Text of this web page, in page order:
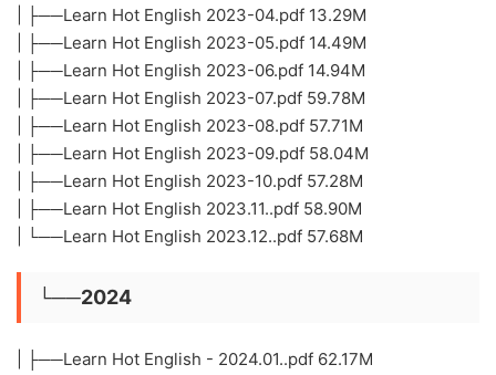
| ├──Learn Hot English 2023-04.pdf 13.29M
| ├──Learn Hot English 2023-05.pdf 14.49M
| ├──Learn Hot English 2023-06.pdf 14.94M
| ├──Learn Hot English 2023-07.pdf 59.78M
| ├──Learn Hot English 2023-08.pdf 57.71M
| ├──Learn Hot English 2023-09.pdf 58.04M
| ├──Learn Hot English 2023-10.pdf 57.28M
| ├──Learn Hot English 2023.11..pdf 58.90M
| └──Learn Hot English 2023.12..pdf 57.68M
└──2024
| ├──Learn Hot English - 2024.01..pdf 62.17M